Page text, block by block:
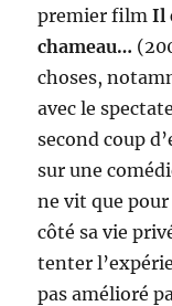
premier film Il
chameau…
choses,
avec le
second coup
sur une
ne vit que
côté sa vie
tenter
pas amélioré